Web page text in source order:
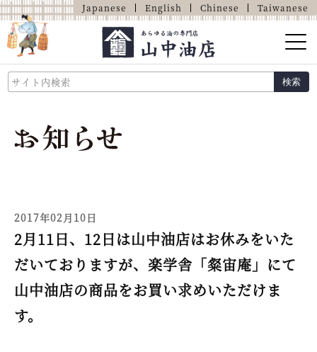
Japanese English Chinese Taiwanese
検索
山中油店的介绍
商品介绍
2017年02月10日
2月11日、12日は山中油店はお休みをいた
だいておりますが、楽学舎「粲宙庵」にて
山中油店の商品をお買い求めいただけま
す。